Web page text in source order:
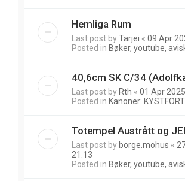
Hemliga Rum
Last post byTarjei « 09 Apr
Posted in Bøker, youtube,
40,6cm SK C/34
Last post by Rth « 01 Apr
Posted in Kanoner: KYSTFORT
Totempel Austrått og
Last post by borge.mohus «
21:13
Posted in Bøker, youtube,